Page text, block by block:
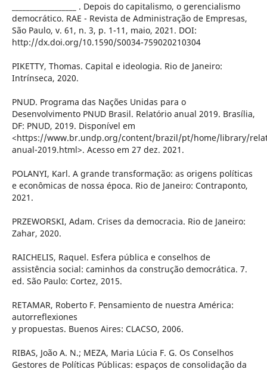
__________________ . Depois do capitalismo, o gerencialismo
democrático. RAE - Revista de Administração de Empresas,
São Paulo, v. 61, n. 3, p. 1-11, maio, 2021. DOI:
http://dx.doi.org/10.1590/S0034-759020210304
PIKETTY, Thomas. Capital e ideologia. Rio de Janeiro:
Intrínseca, 2020.
PNUD. Programa das Nações Unidas para o
Desenvolvimento PNUD Brasil. Relatório anual 2019. Brasília,
DF: PNUD, 2019. Disponível em
<https://www.br.undp.org/content/brazil/pt/home/library/
anual-2019.html>. Acesso em 27 dez. 2021.
POLANYI, Karl. A grande transformação: as origens políticas
e econômicas de nossa época. Rio de Janeiro: Contraponto,
2021.
PRZEWORSKI, Adam. Crises da democracia. Rio de Janeiro:
Zahar, 2020.
RAICHELIS, Raquel. Esfera pública e conselhos de
assistência social: caminhos da construção democrática. 7.
ed. São Paulo: Cortez, 2015.
RETAMAR, Roberto F. Pensamiento de nuestra América:
autorreflexiones
y propuestas. Buenos Aires: CLACSO, 2006.
RIBAS, João A. N.; MEZA, Maria Lúcia F. G. Os Conselhos
Gestores de Políticas Públicas: espaços de consolidação da